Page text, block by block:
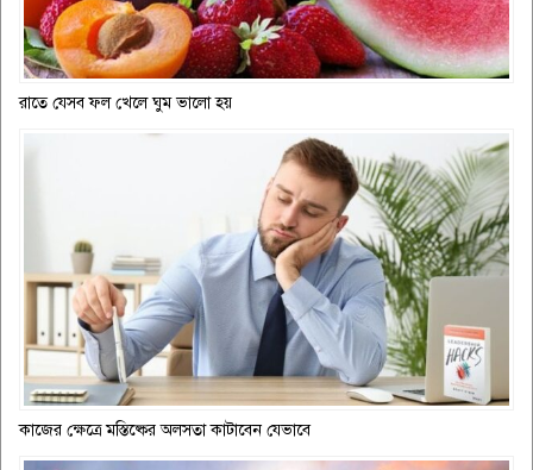
রাতে যেসব ফল খেলে ঘুম ভালো হয়
কাজের ক্ষেত্রে মস্তিষ্কের অলসতা কাটাবেন যেভাবে